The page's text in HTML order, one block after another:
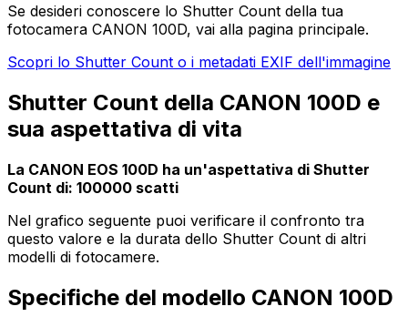
Se desideri conoscere lo Shutter Count della tua
fotocamera CANON 100D, vai alla pagina principale.
Scopri lo Shutter Count o i metadati EXIF dell'immagine
Shutter Count della CANON 100D e
sua aspettativa di vita
La CANON EOS 100D ha un'aspettativa di Shutter
Count di: 100000 scatti
Nel grafico seguente puoi verificare il confronto tra
questo valore e la durata dello Shutter Count di altri
modelli di fotocamere.
Specifiche del modello CANON 100D